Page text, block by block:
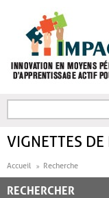
FORMULAIRE DE
VIGNETTES
Accueil Recherche
RECHERCHER